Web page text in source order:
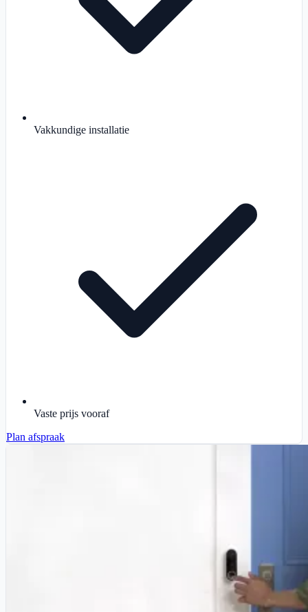
Vakkundige installatie
Vaste prijs vooraf
Plan afspraak